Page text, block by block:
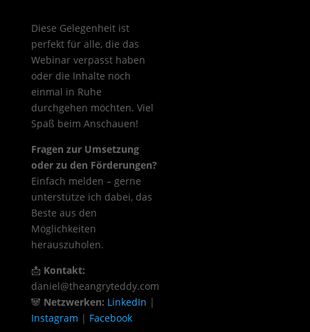
Diese Gelegenheit ist
perfekt für alle, die das
Webinar verpasst haben
oder die Inhalte noch
einmal in Ruhe
durchgehen möchten. Viel
Spaß beim Anschauen!
Fragen zur Umsetzung
oder zu den Förderungen?
Einfach melden – gerne
unterstütze ich dabei, das
Beste aus den
Möglichkeiten
herauszuholen.
📩 Kontakt:
daniel@theangryteddy.com
🐼 Netzwerken: LinkedIn |
Instagram | Facebook